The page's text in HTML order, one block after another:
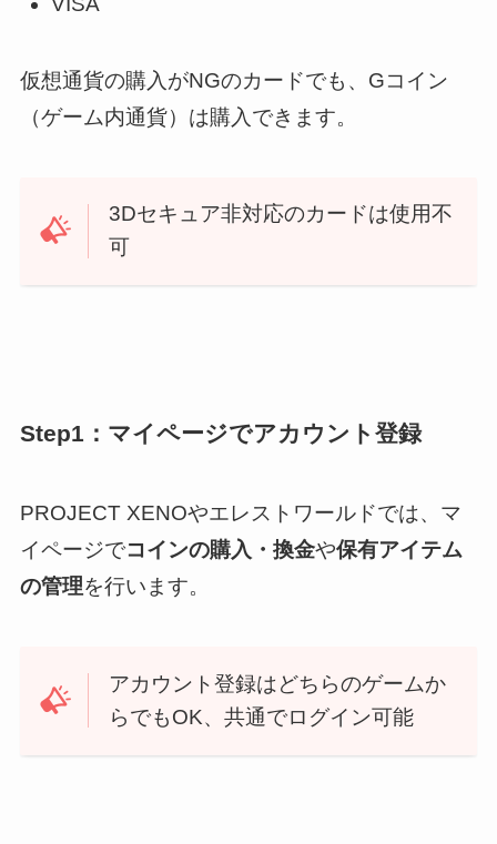
仮想通貨の購入がNGのカードでも、Gコイン
（ゲーム内通貨）は購入できます。
3Dセキュア非対応のカードは使用不
可
Step1：マイページでアカウント登録
PROJECT XENOやエレストワールドでは、マ
イページでコインの購入・換金や保有アイテム
の管理を行います。
アカウント登録はどちらのゲームか
らでもOK、共通でログイン可能